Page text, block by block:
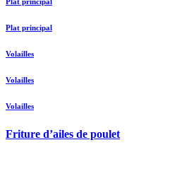
Plat principal
Volailles
Volailles
Volailles
Friture d’ailes de poulet